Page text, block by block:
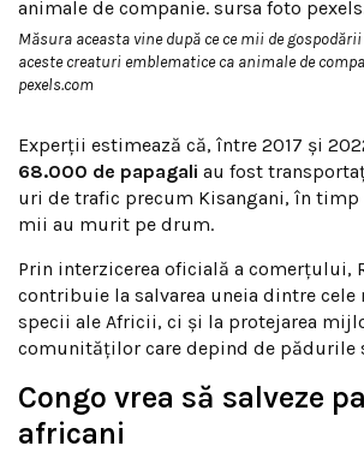
Măsura aceasta vine după ce ce mii de
aceste creaturi emblematice ca animale de
pexels.com
Experții estimează că, între 2017 și
68.000 de papagali au fost
uri de trafic precum Kisangani, în timp
mii au murit pe drum.
Prin interzicerea oficială a comerțului,
contribuie la salvarea uneia dintre
specii ale Africii, ci și la protejarea
comunităților care depind de pădurile
Congo vrea să salveze
africani